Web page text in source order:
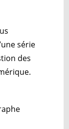
série
des